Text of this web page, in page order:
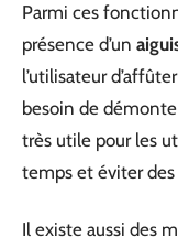
Parmi ces
présence d’un
l’utilisateur
besoin de
très utile pour les
temps et éviter
Il existe aussi des